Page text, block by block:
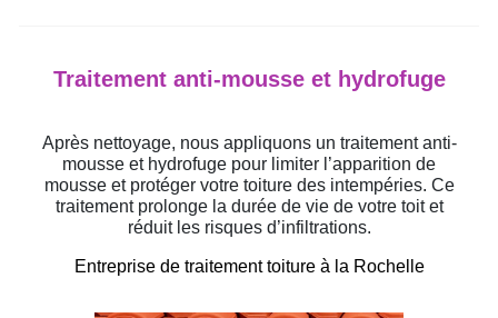
Traitement anti-mousse et hydrofuge
Après nettoyage, nous appliquons un traitement anti-
mousse et hydrofuge pour limiter l’apparition de
mousse et protéger votre toiture des intempéries. Ce
traitement prolonge la durée de vie de votre toit et
réduit les risques d’infiltrations.
Entreprise de traitement toiture à la Rochelle